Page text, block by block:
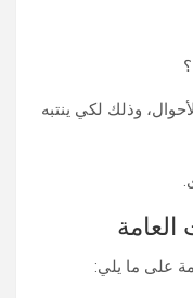
وذلك لكي ينتبه
العامة
على ما يلي: